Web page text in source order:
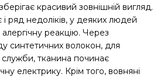
красивий зовнішній вигляд.
і ряд недоліків, у деяких людей
реакцію. Через
синтетичних волокон, для
служби, тканина починає
електрику. Крім того, вовняні